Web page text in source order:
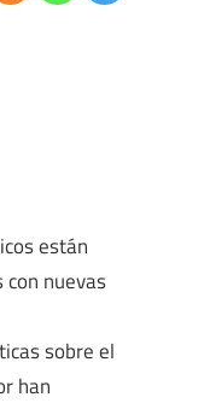
están
nuevas
sobre el
han